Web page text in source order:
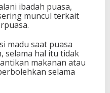
ibadah puasa,
muncul terkait
madu saat puasa
selama hal itu tidak
makanan atau
selama